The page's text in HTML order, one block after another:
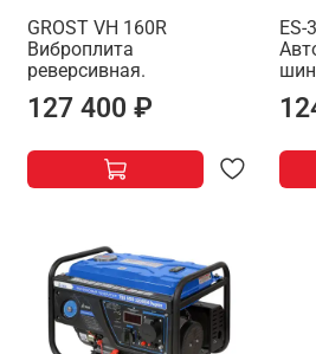
GROST VH 160R
Виброплита
реверсивная.
127 400 ₽
ES-